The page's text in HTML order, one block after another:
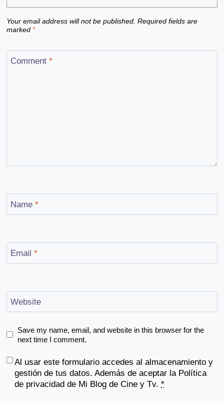
Your email address will not be published. Required fields are
marked *
Comment*
Name*
Email*
Website
Save my name, email, and website in this browser for the
next time I comment.
Al usar este formulario accedes al almacenamiento y
gestión de tus datos. Además de aceptar la Política
de privacidad de Mi Blog de Cine y Tv.*